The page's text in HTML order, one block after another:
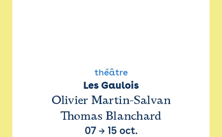
théâtre
Les Gaulois
Olivier Martin-Salvan
Thomas Blanchard
07→ 15 oct.